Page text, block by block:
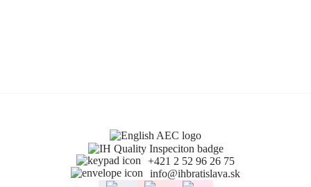
+421 2 52 96 26 75
info@ihbratislava.sk